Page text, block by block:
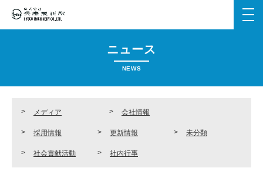
メ
く
ニュース
NEWS
メディア 会社情報
採用情報 更新情報 未分類
社会貢献活動 社内行事